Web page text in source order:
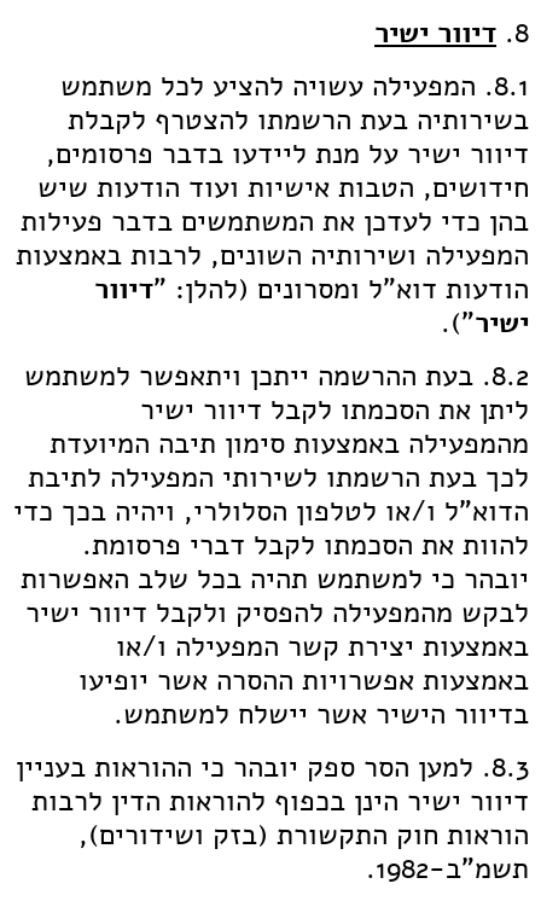
8. דיוור ישיר
8.1. המפעילה עשויה להציע לכל משתמש
בשירותיה בעת הרשמתו להצטרף לקבלת
דיוור ישיר על מנת ליידעו בדבר פרסומים,
חידושים, הטבות אישיות ועוד הודעות שיש
בהן כדי לעדכן את המשתמשים בדבר פעילות
המפעילה ושירותיה השונים, לרבות באמצעות
הודעות דוא"ל ומסרונים (להלן: "דיוור
ישיר").
8.2. בעת ההרשמה ייתכן ויתאפשר למשתמש
ליתן את הסכמתו לקבל דיוור ישיר
מהמפעילה באמצעות סימון תיבה המיועדת
לכך בעת הרשמתו לשירותי המפעילה לתיבת
הדוא"ל ו/או לטלפון הסלולרי, ויהיה בכך כדי
להוות את הסכמתו לקבל דברי פרסומת.
יובהר כי למשתמש תהיה בכל שלב האפשרות
לבקש מהמפעילה להפסיק ולקבל דיוור ישיר
באמצעות יצירת קשר המפעילה ו/או
באמצעות אפשרויות ההסרה אשר יופיעו
בדיוור הישיר אשר יישלח למשתמש.
8.3. למען הסר ספק יובהר כי ההוראות בעניין
דיוור ישיר הינן בכפוף להוראות הדין לרבות
הוראות חוק התקשורת (בזק ושידורים),
תשמ"ב-1982.